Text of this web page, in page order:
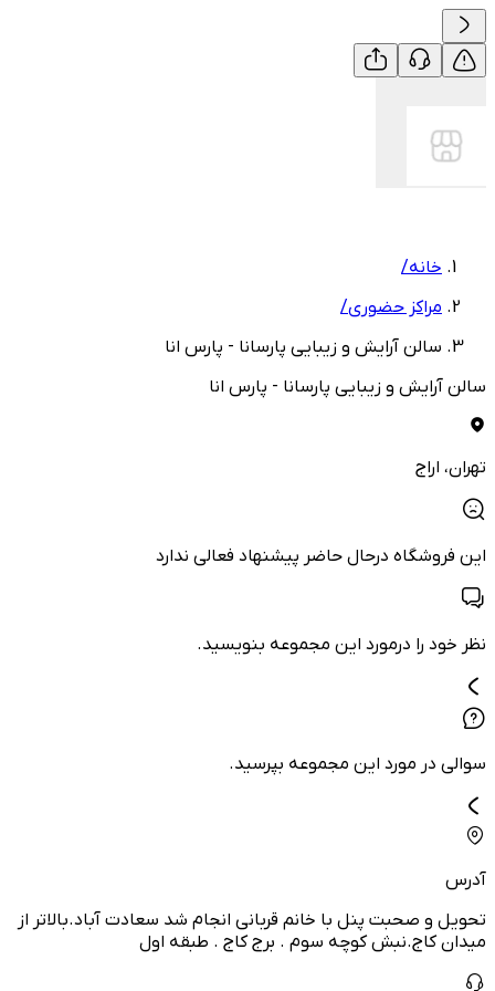
خانه/
مراکز حضوری/
سالن آرایش و زیبایی پارسانا - پارس انا
سالن آرایش و زیبایی پارسانا - پارس انا
تهران، اراج
این فروشگاه درحال حاضر پیشنهاد فعالی ندارد
نظر خود را درمورد این مجموعه بنویسید.
سوالی در مورد این مجموعه بپرسید.
آدرس
تحویل و صحبت پنل با خانم قربانی انجام شد سعادت آباد.بالاتر از
میدان کاج.نبش کوچه سوم . برج کاج . طبقه اول